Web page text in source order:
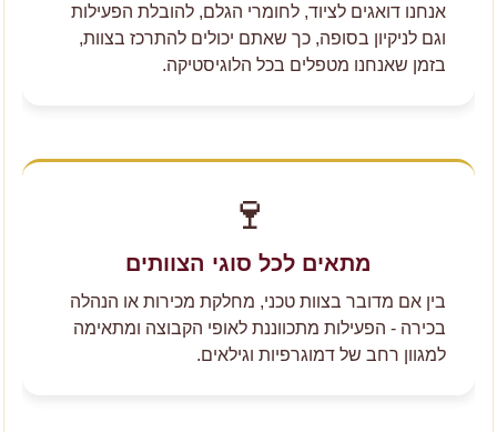
אנחנו דואגים לציוד, לחומרי הגלם, להובלת הפעילות
וגם לניקיון בסופה, כך שאתם יכולים להתרכז בצוות,
בזמן שאנחנו מטפלים בכל הלוגיסטיקה.
🍷
מתאים לכל סוגי הצוותים
בין אם מדובר בצוות טכני, מחלקת מכירות או הנהלה
בכירה - הפעילות מתכווננת לאופי הקבוצה ומתאימה
למגוון רחב של דמוגרפיות וגילאים.